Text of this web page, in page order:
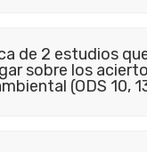
de 2 estudios
sobre los
(ODS 10,